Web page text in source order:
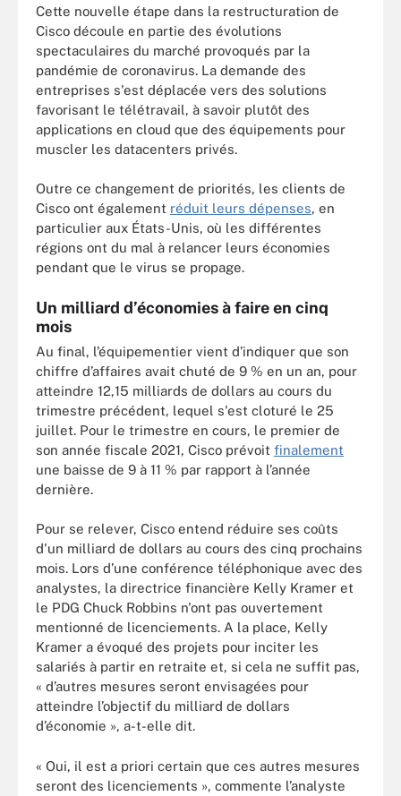
Cette nouvelle étape dans la restructuration de
Cisco découle en partie des évolutions
spectaculaires du marché provoqués par la
pandémie de coronavirus. La demande des
entreprises s'est déplacée vers des solutions
favorisant le télétravail, à savoir plutôt des
applications en cloud que des équipements pour
muscler les datacenters privés.
Outre ce changement de priorités, les clients de
Cisco ont également réduit leurs dépenses, en
particulier aux États-Unis, où les différentes
régions ont du mal à relancer leurs économies
pendant que le virus se propage.
Un milliard d’économies à faire en cinq
mois
Au final, l’équipementier vient d’indiquer que son
chiffre d’affaires avait chuté de 9 % en un an, pour
atteindre 12,15 milliards de dollars au cours du
trimestre précédent, lequel s'est cloturé le 25
juillet. Pour le trimestre en cours, le premier de
son année fiscale 2021, Cisco prévoit finalement
une baisse de 9 à 11 % par rapport à l’année
dernière.
Pour se relever, Cisco entend réduire ses coûts
d'un milliard de dollars au cours des cinq prochains
mois. Lors d’une conférence téléphonique avec des
analystes, la directrice financière Kelly Kramer et
le PDG Chuck Robbins n'ont pas ouvertement
mentionné de licenciements. A la place, Kelly
Kramer a évoqué des projets pour inciter les
salariés à partir en retraite et, si cela ne suffit pas,
« d’autres mesures seront envisagées pour
atteindre l’objectif du milliard de dollars
d’économie », a-t-elle dit.
« Oui, il est a priori certain que ces autres mesures
seront des licenciements », commente l’analyste